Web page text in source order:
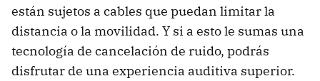
están sujetos a cables que puedan limitar la
distancia o la movilidad. Y si a esto le sumas una
tecnología de cancelación de ruido, podrás
disfrutar de una experiencia auditiva superior.